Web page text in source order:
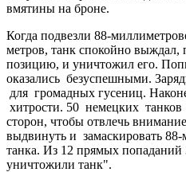
вмятины на броне.
Когда подвезли 88-
метров, танк спокойно выждал,
позицию, и уничтожил его.
оказались безуспешными.
для громадных гусениц.
хитрости. 50 немецких танков
сторон, чтобы отвлечь
выдвинуть и замаскировать
танка. Из 12 прямых
уничтожили танк".